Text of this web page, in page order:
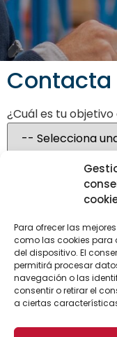
Para ofrecer las
como las cookies
del dispositivo. El
permitirá procesar
navegación o las
consentir o retirar el
a ciertas
Contacta
¿Cuál es tu